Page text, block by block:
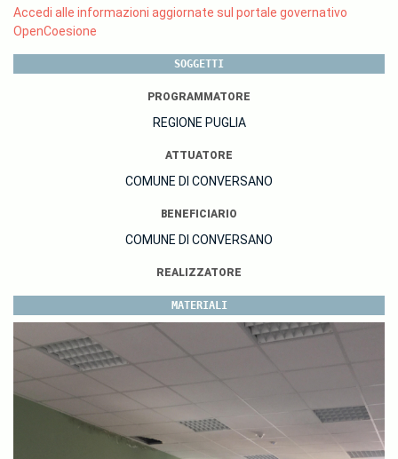
Accedi alle informazioni aggiornate sul portale governativo
OpenCoesione
SOGGETTI
PROGRAMMATORE
REGIONE PUGLIA
ATTUATORE
COMUNE DI CONVERSANO
BENEFICIARIO
COMUNE DI CONVERSANO
REALIZZATORE
MATERIALI